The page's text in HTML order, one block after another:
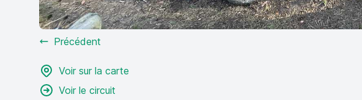
Précédent
Voir sur la carte
Voir le circuit